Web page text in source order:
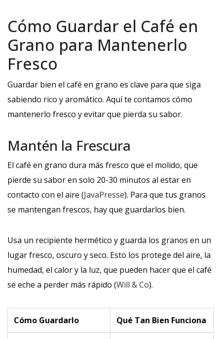
Cómo Guardar el Café en
Grano para Mantenerlo
Fresco
Guardar bien el café en grano es clave para que siga
sabiendo rico y aromático. Aquí te contamos cómo
mantenerlo fresco y evitar que pierda su sabor.
Mantén la Frescura
El café en grano dura más fresco que el molido, que
pierde su sabor en solo 20-30 minutos al estar en
contacto con el aire (JavaPresse). Para que tus granos
se mantengan frescos, hay que guardarlos bien.
Usa un recipiente hermético y guarda los granos en un
lugar fresco, oscuro y seco. Esto los protege del aire, la
humedad, el calor y la luz, que pueden hacer que el café
se eche a perder más rápido (Will & Co).
Cómo Guardarlo Qué Tan Bien Funciona